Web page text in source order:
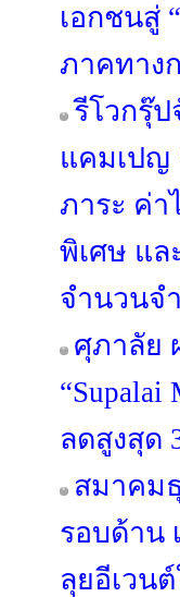
เอกชนสู่
ภาคทาง
รีโวกรุ๊ป
แคมเปญ
ภาระ ค่า
พิเศษ แล
จำนวนจ
ศุภาลัย
ลดสูงสุด
สมาคม
รอบด้าน
ลุยอีเวน